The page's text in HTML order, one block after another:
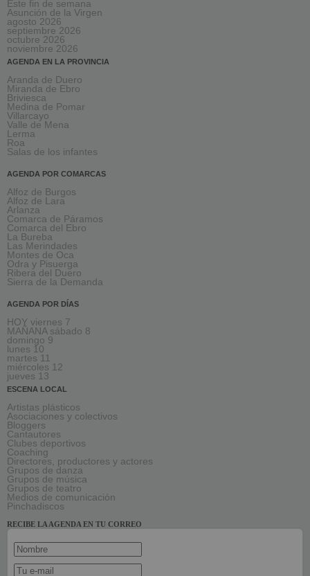
Este fin de semana
Asunción de la Virgen
agosto 2026
septiembre 2026
octubre 2026
noviembre 2026
AGENDA EN LA PROVINCIA
Aranda de Duero
Miranda de Ebro
Briviesca
Medina de Pomar
Villarcayo
Valle de Mena
Lerma
Roa
Salas de los infantes
AGENDA POR COMARCAS
Alfoz de Burgos
Alfoz de Lara
Arlanza
Comarca de Páramos
Comarca del Ebro
La Bureba
Las Merindades
Montes de Oca
Odra y Pisuerga
Ribera del Duero
Sierra de la Demanda
AGENDA POR DÍAS
HOY viernes 7
MAÑANA sábado 8
domingo 9
lunes 10
martes 11
miércoles 12
jueves 13
ESCENA LOCAL
Artistas plásticos
Asociaciones y colectivos
Bloggers
Cantautores
Clubes deportivos
Coaching
Directores, productores y actores
Grupos de danza
Grupos de música
Grupos de teatro
Medios de comunicación
Pinchadiscos
RECIBE LA AGENDA EN TU CORREO